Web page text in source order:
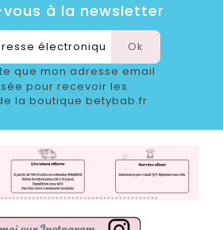
à la newsletter
que mon adresse email
pour recevoir les
la boutique betybab.fr